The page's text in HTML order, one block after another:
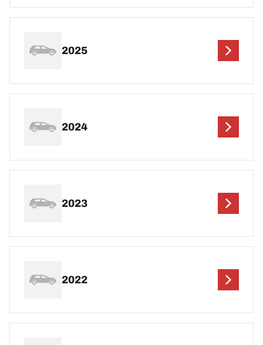
2025
2024
2023
2022